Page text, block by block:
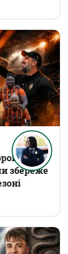
збереже